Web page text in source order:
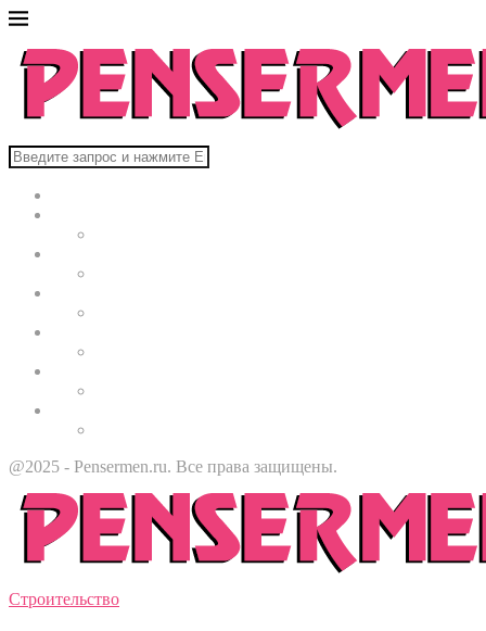
@2025 - Pensermen.ru. Все права защищены.
Строительство